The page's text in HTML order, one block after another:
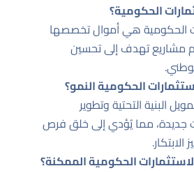
الحكومية؟
الحكومية هي أموال تخصصها
مشاريع تهدف إلى تحسين
الحكومية النمو؟
البنية التحتية وتطوير
جديدة، مما يُؤدي إلى خلق فرص
الحكومية الممكنة؟